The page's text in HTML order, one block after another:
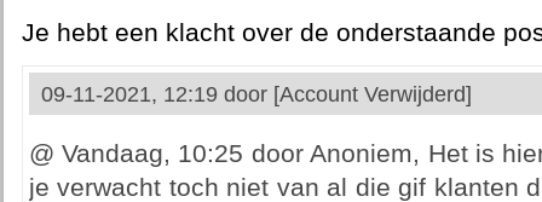
Je hebt een klacht over de onderstaande
09-11-2021, 12:19 door [Account Verwijderd]
@ Vandaag, 10:25 door Anoniem, Het is
je verwacht toch niet van al die gif klanten